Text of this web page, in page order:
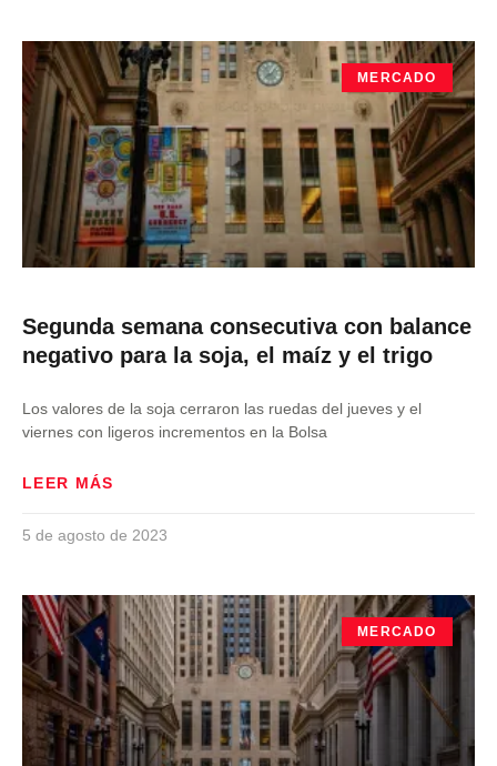
MERCADO
Segunda semana consecutiva con balance
negativo para la soja, el maíz y el trigo
Los valores de la soja cerraron las ruedas del jueves y el
viernes con ligeros incrementos en la Bolsa
LEER MÁS
5 de agosto de 2023
MERCADO